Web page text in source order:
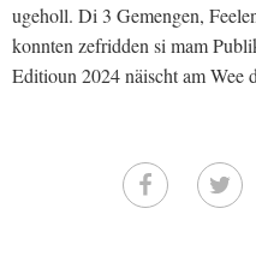
ugeholl. Di 3 Gemengen,
konnten zefridden si mam
Editioun 2024 näischt am Wee